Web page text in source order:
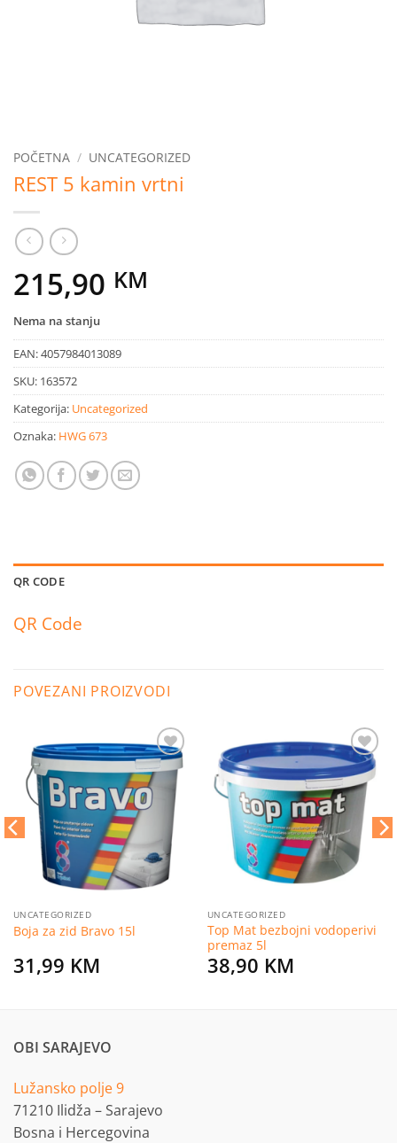
POČETNA / UNCATEGORIZED
REST 5 kamin vrtni
215,90 KM
Nema na stanju
EAN:4057984013089
SKU: 163572
Kategorija: Uncategorized
Oznaka: HWG 673
QR CODE
QR Code
POVEZANI PROIZVODI
Dodaj
listu
želja
UNCATEGORIZED
Boja za zid Bravo 15l
31,99 KM
Dodaj
na
listu
želja
UNCATEGORIZED
Top Mat bezbojni vodoperivi
premaz 5l
38,90 KM
OBI SARAJEVO
Lužansko polje 9
71210 Ilidža – Sarajevo
Bosna i Hercegovina